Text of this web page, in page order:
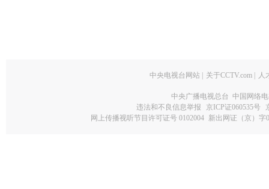
中央电视台网站 关于CCTV.com 人
中央广播电视总台 中国网络
违法和不良信息举报
京ICP证060535号
网上传播视听节目许可证号 0102004 新出网证（京）